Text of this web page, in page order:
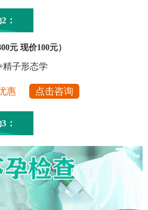
：
元 现价100元）
精子形态学
惠 点击咨询
：